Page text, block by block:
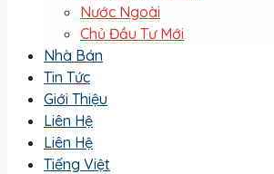
Nước Ngoài
Chủ Đầu Tư Mới
Nhà Bán
Tin Tức
Giới Thiệu
Liên Hệ
Liên Hệ
Tiếng Việt